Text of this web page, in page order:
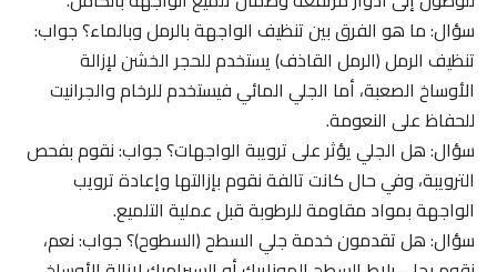
سؤال: ما هو الفرق بين تنظيف الواجهة بالرمل وبالماء؟ جواب:
تنظيف الرمل (الرمل القاذف) يستخدم للحجر الخشن لإزالة
الأوساخ الصعبة، أما الجلي المائي فيستخدم للرخام والجرانيت
للحفاظ على النعومة.
سؤال: هل الجلي يؤثر على ترويبة الواجهات؟ جواب: نقوم بفحص
الترويبة، وفي حال كانت تالفة نقوم بإزالتها وإعادة ترويب
الواجهة بمواد مقاومة للرطوبة قبل عملية التلميع.
سؤال: هل تقدمون خدمة جلي السطح (السطوح)؟ جواب: نعم،